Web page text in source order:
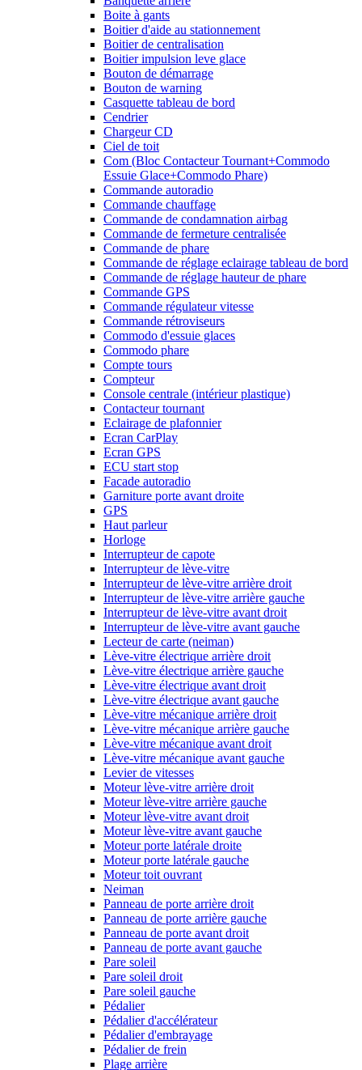
Boite à gants
Boitier d'aide au stationnement
Boitier de centralisation
Boitier impulsion leve glace
Bouton de démarrage
Bouton de warning
Casquette tableau de bord
Cendrier
Chargeur CD
Ciel de toit
Com (Bloc Contacteur Tournant+Commodo
Essuie Glace+Commodo Phare)
Commande autoradio
Commande chauffage
Commande de condamnation airbag
Commande de fermeture centralisée
Commande de phare
Commande de réglage eclairage tableau de bord
Commande de réglage hauteur de phare
Commande GPS
Commande régulateur vitesse
Commande rétroviseurs
Commodo d'essuie glaces
Commodo phare
Compte tours
Compteur
Console centrale (intérieur plastique)
Contacteur tournant
Eclairage de plafonnier
Ecran CarPlay
Ecran GPS
ECU start stop
Facade autoradio
Garniture porte avant droite
GPS
Haut parleur
Horloge
Interrupteur de capote
Interrupteur de lève-vitre
Interrupteur de lève-vitre arrière droit
Interrupteur de lève-vitre arrière gauche
Interrupteur de lève-vitre avant droit
Interrupteur de lève-vitre avant gauche
Lecteur de carte (neiman)
Lève-vitre électrique arrière droit
Lève-vitre électrique arrière gauche
Lève-vitre électrique avant droit
Lève-vitre électrique avant gauche
Lève-vitre mécanique arrière droit
Lève-vitre mécanique arrière gauche
Lève-vitre mécanique avant droit
Lève-vitre mécanique avant gauche
Levier de vitesses
Moteur lève-vitre arrière droit
Moteur lève-vitre arrière gauche
Moteur lève-vitre avant droit
Moteur lève-vitre avant gauche
Moteur porte latérale droite
Moteur porte latérale gauche
Moteur toit ouvrant
Neiman
Panneau de porte arrière droit
Panneau de porte arrière gauche
Panneau de porte avant droit
Panneau de porte avant gauche
Pare soleil
Pare soleil droit
Pare soleil gauche
Pédalier
Pédalier d'accélérateur
Pédalier d'embrayage
Pédalier de frein
Plage arrière